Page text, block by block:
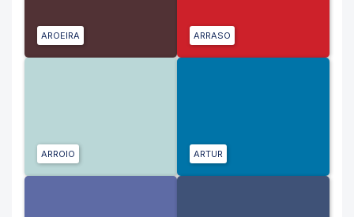
AROEIRA ARRASO
ARROIO ARTUR